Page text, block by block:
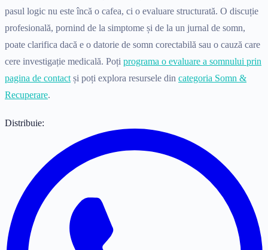
pasul logic nu este încă o cafea, ci o evaluare structurată. O discuție
profesională, pornind de la simptome și de la un jurnal de somn,
poate clarifica dacă e o datorie de somn corectabilă sau o cauză care
cere investigație medicală. Poți programa o evaluare a somnului prin
pagina de contact și poți explora resursele din categoria Somn &
Recuperare.
Distribuie: